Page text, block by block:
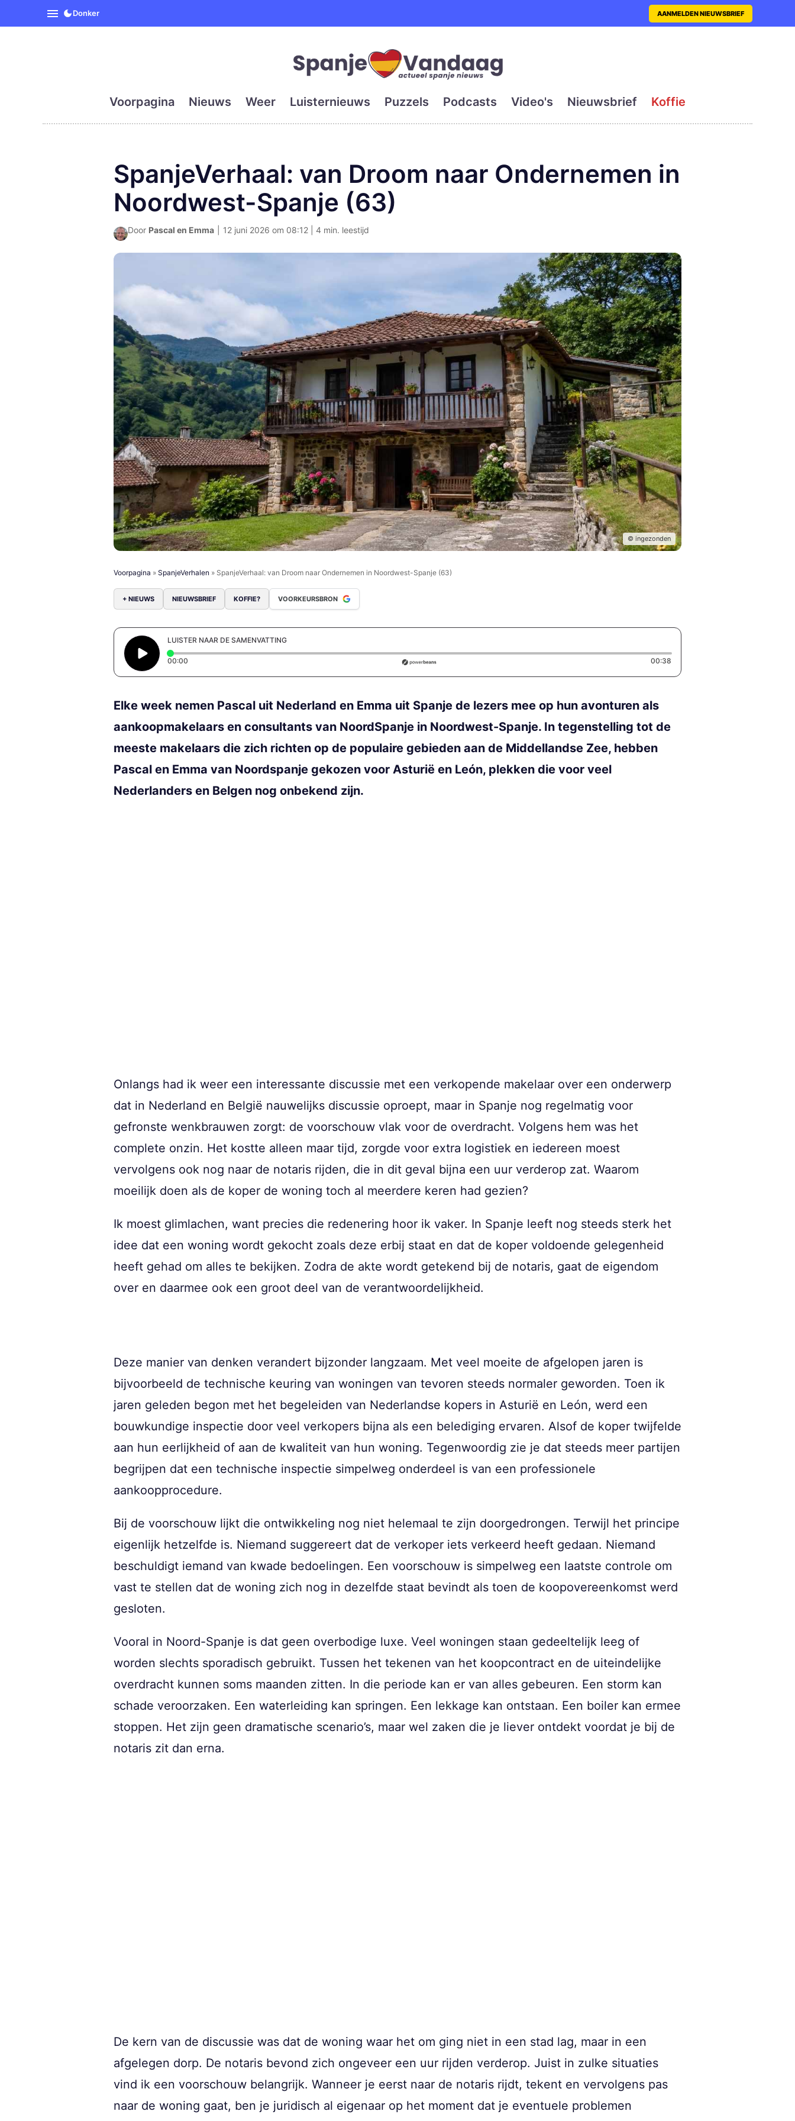
SpanjeVandaag is de eerste en grootste digitale krant met actueel en
Donker AANMELDEN NIEUWSBRIEF
Voorpagina Nieuws Weer Luisternieuws Puzzels Podcasts Video's Nieuwsbrief Koffie
SpanjeVerhaal: van Droom naar Ondernemen in
Noordwest-Spanje (63)
Door Pascal en Emma 12 juni 2026 om 08:12 | 4 min. leestijd
© ingezonden
Voorpagina » SpanjeVerhalen » SpanjeVerhaal: van Droom naar Ondernemen in Noordwest-Spanje (63)
+ NIEUWS NIEUWSBRIEF KOFFIE? VOORKEURSBRON
LUISTER NAAR DE SAMENVATTING
00:00 00:38
Elke week nemen Pascal uit Nederland en Emma uit Spanje de lezers mee op hun avonturen als
aankoopmakelaars en consultants van NoordSpanje in Noordwest-Spanje. In tegenstelling tot de
meeste makelaars die zich richten op de populaire gebieden aan de Middellandse Zee, hebben
Pascal en Emma van Noordspanje gekozen voor Asturië en León, plekken die voor veel
Nederlanders en Belgen nog onbekend zijn.
Onlangs had ik weer een interessante discussie met een verkopende makelaar over een onderwerp
dat in Nederland en België nauwelijks discussie oproept, maar in Spanje nog regelmatig voor
gefronste wenkbrauwen zorgt: de voorschouw vlak voor de overdracht. Volgens hem was het
complete onzin. Het kostte alleen maar tijd, zorgde voor extra logistiek en iedereen moest
vervolgens ook nog naar de notaris rijden, die in dit geval bijna een uur verderop zat. Waarom
moeilijk doen als de koper de woning toch al meerdere keren had gezien?
Ik moest glimlachen, want precies die redenering hoor ik vaker. In Spanje leeft nog steeds sterk het
idee dat een woning wordt gekocht zoals deze erbij staat en dat de koper voldoende gelegenheid
heeft gehad om alles te bekijken. Zodra de akte wordt getekend bij de notaris, gaat de eigendom
over en daarmee ook een groot deel van de verantwoordelijkheid.
Deze manier van denken verandert bijzonder langzaam. Met veel moeite de afgelopen jaren is
bijvoorbeeld de technische keuring van woningen van tevoren steeds normaler geworden. Toen ik
jaren geleden begon met het begeleiden van Nederlandse kopers in Asturië en León, werd een
bouwkundige inspectie door veel verkopers bijna als een belediging ervaren. Alsof de koper twijfelde
aan hun eerlijkheid of aan de kwaliteit van hun woning. Tegenwoordig zie je dat steeds meer partijen
begrijpen dat een technische inspectie simpelweg onderdeel is van een professionele
aankoopprocedure.
Bij de voorschouw lijkt die ontwikkeling nog niet helemaal te zijn doorgedrongen. Terwijl het principe
eigenlijk hetzelfde is. Niemand suggereert dat de verkoper iets verkeerd heeft gedaan. Niemand
beschuldigt iemand van kwade bedoelingen. Een voorschouw is simpelweg een laatste controle om
vast te stellen dat de woning zich nog in dezelfde staat bevindt als toen de koopovereenkomst werd
gesloten.
Vooral in Noord-Spanje is dat geen overbodige luxe. Veel woningen staan gedeeltelijk leeg of
worden slechts sporadisch gebruikt. Tussen het tekenen van het koopcontract en de uiteindelijke
overdracht kunnen soms maanden zitten. In die periode kan er van alles gebeuren. Een storm kan
schade veroorzaken. Een waterleiding kan springen. Een lekkage kan ontstaan. Een boiler kan ermee
stoppen. Het zijn geen dramatische scenario’s, maar wel zaken die je liever ontdekt voordat je bij de
notaris zit dan erna.
De kern van de discussie was dat de woning waar het om ging niet in een stad lag, maar in een
afgelegen dorp. De notaris bevond zich ongeveer een uur rijden verderop. Juist in zulke situaties
vind ik een voorschouw belangrijk. Wanneer je eerst naar de notaris rijdt, tekent en vervolgens pas
naar de woning gaat, ben je juridisch al eigenaar op het moment dat je eventuele problemen